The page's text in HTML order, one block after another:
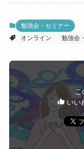
勉強会・セミナー
オンライン
勉強会
こ
いい